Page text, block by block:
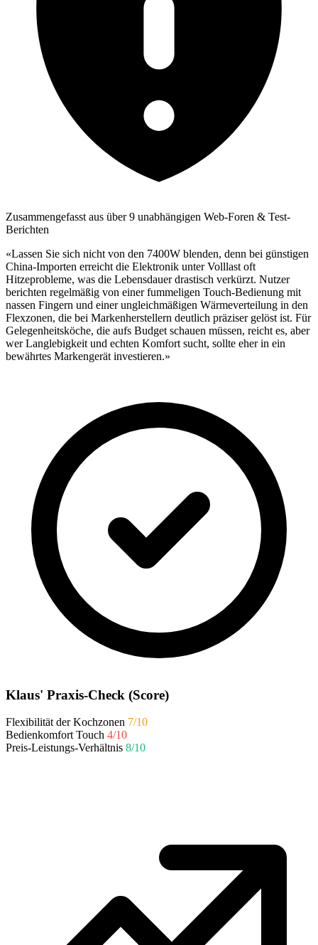
Zusammengefasst aus über 9 unabhängigen Web-Foren & Test-
Berichten
«Lassen Sie sich nicht von den 7400W blenden, denn bei günstigen
China-Importen erreicht die Elektronik unter Volllast oft
Hitzeprobleme, was die Lebensdauer drastisch verkürzt. Nutzer
berichten regelmäßig von einer fummeligen Touch-Bedienung mit
nassen Fingern und einer ungleichmäßigen Wärmeverteilung in den
Flexzonen, die bei Markenherstellern deutlich präziser gelöst ist. Für
Gelegenheitsköche, die aufs Budget schauen müssen, reicht es, aber
wer Langlebigkeit und echten Komfort sucht, sollte eher in ein
bewährtes Markengerät investieren.»
Klaus' Praxis-Check (Score)
Flexibilität der Kochzonen 7/10
Bedienkomfort Touch 4/10
Preis-Leistungs-Verhältnis 8/10